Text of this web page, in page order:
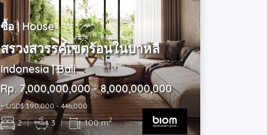
ซื้อ | House
สรวงสวรรค์เขตร้อนในบาหลี
Indonesia | Bali
Rp. 7,000,000,000 - 8,000,000,000
~ USD$ 390,000 - 446,000
2 | 3 | 100 m2